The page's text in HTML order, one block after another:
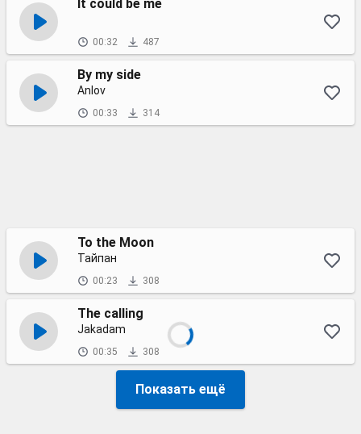
It could be me
00:32 487
By my side
Anlov
00:33 314
To the Moon
Тайпан
00:23 308
The calling
Jakadam
00:35 308
Показать ещё